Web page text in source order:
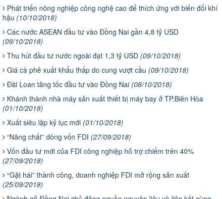
Phát triển nông nghiệp công nghệ cao để thích ứng với biến đổi khí
hậu (10/10/2018)
​Các nước ASEAN đầu tư vào Đồng Nai gần 4,8 tỷ USD
(09/10/2018)
​Thu hút đầu tư nước ngoài đạt 1,3 tỷ USD (09/10/2018)
​Giá cà phê xuất khẩu thấp do cung vượt cầu (09/10/2018)
​Đài Loan tăng tốc đầu tư vào Đồng Nai (08/10/2018)
Khánh thành nhà máy sản xuất thiết bị máy bay ở TP.Biên Hòa
(01/10/2018)
​Xuất siêu lập kỷ lục mới (01/10/2018)
“Nâng chất” dòng vốn FDI (27/09/2018)
Vốn đầu tư mới của FDI công nghiệp hỗ trợ chiếm trên 40%
(27/09/2018)
“Gặt hái” thành công, doanh nghiệp FDI mở rộng sản xuất
(25/09/2018)